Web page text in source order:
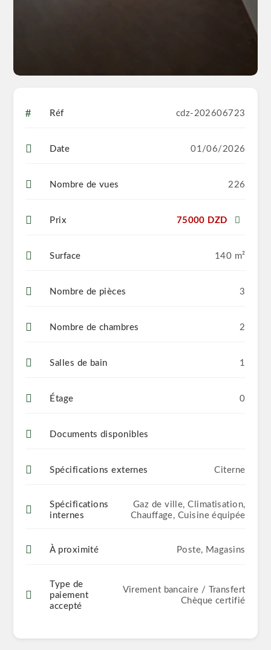
Réf cdz-202606723
Date 01/06/2026
Nombre de vues 226
Prix 75000 DZD
Surface 140 m²
Nombre de pièces 3
Nombre de chambres 2
Salles de bain 1
Étage 0
Documents disponibles
Spécifications externes Citerne
Spécifications
internes
Gaz de ville, Climatisation,
Chauffage, Cuisine équipée
À proximité Poste, Magasins
Type de
paiement
accepté
Virement bancaire / Transfert
Chèque certifié